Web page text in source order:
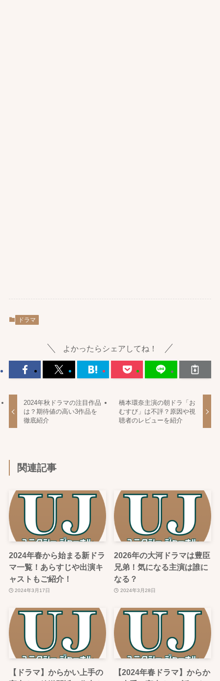
ドラマ
よかったらシェアしてね！
2024年秋ドラマの注目作品
は？期待値の高い3作品を
徹底紹介
橋本環奈主演の朝ドラ「お
むすび」は不評？原因や視
聴者のレビューを紹介
関連記事
2024年春から始まる新ドラ
マ一覧！あらすじや出演キ
ャストもご紹介！
2024年3月17日
2026年の大河ドラマは豊臣
兄弟！気になる主演は誰に
なる？
2024年3月28日
【ドラマ】からかい上手の
【2024年春ドラマ】からか